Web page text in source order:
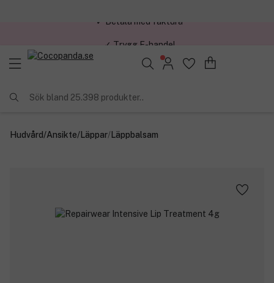
Sök bland 25.398 produkter..
Hudvård/Ansikte/Läppar/Läppbalsam